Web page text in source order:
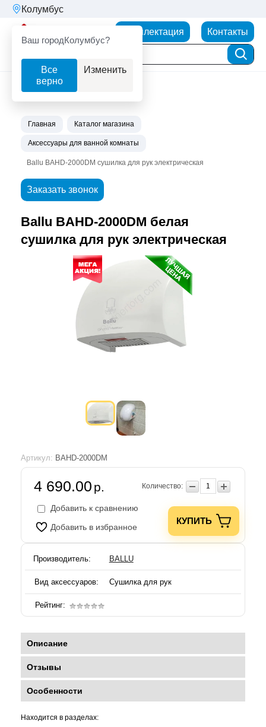
Колумбус
Ваш городКолумбус?
Все
верно
Изменить
Комплектация Контакты
Главная Каталог магазина
Аксессуары для ванной комнаты
Ballu BAHD-2000DM сушилка для рук электрическая
Заказать звонок
Ballu BAHD-2000DM белая
сушилка для рук электрическая
Артикул: BAHD-2000DM
4 690.00 р. Количество:
Добавить к сравнению
Добавить в избранное
КУПИТЬ
Производитель: BALLU
Вид аксессуаров: Сушилка для рук
Рейтинг:
Описание
Отзывы
Особенности
Находится в разделах: